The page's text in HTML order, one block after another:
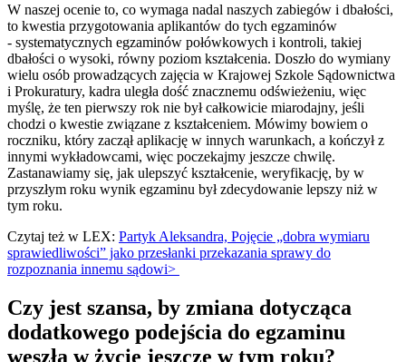
W naszej ocenie to, co wymaga nadal naszych zabiegów i dbałości,
to kwestia przygotowania aplikantów do tych egzaminów
- systematycznych egzaminów połówkowych i kontroli, takiej
dbałości o wysoki, równy poziom kształcenia. Doszło do wymiany
wielu osób prowadzących zajęcia w Krajowej Szkole Sądownictwa
i Prokuratury, kadra uległa dość znacznemu odświeżeniu, więc
myślę, że ten pierwszy rok nie był całkowicie miarodajny, jeśli
chodzi o kwestie związane z kształceniem. Mówimy bowiem o
roczniku, który zaczął aplikację w innych warunkach, a kończył z
innymi wykładowcami, więc poczekajmy jeszcze chwilę.
Zastanawiamy się, jak ulepszyć kształcenie, weryfikację, by w
przyszłym roku wynik egzaminu był zdecydowanie lepszy niż w
tym roku.
Czytaj też w LEX: Partyk Aleksandra, Pojęcie „dobra wymiaru
sprawiedliwości” jako przesłanki przekazania sprawy do
rozpoznania innemu sądowi>
Czy jest szansa, by zmiana dotycząca
dodatkowego podejścia do egzaminu
weszła w życie jeszcze w tym roku?